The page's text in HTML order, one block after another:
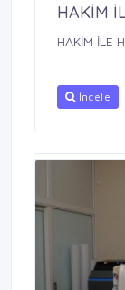
HAKİM
HAKİM İLE
İncele